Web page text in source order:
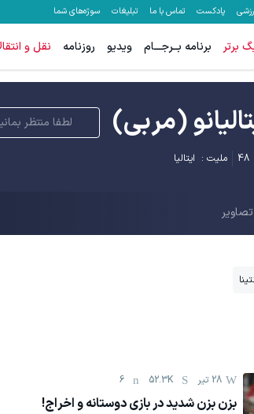
پادکست تماس با ما تبلیغات سوژه‌های شما
برتر برنامه بــرجـــام ویدیو روزنامه نقل و
(مربی) لطفا منتظر
48 ملیت : ایتالیا
تصاویر
28 تیر 52.3K
6
بزن بزن شدید در بازی دوستانه و اخراج!